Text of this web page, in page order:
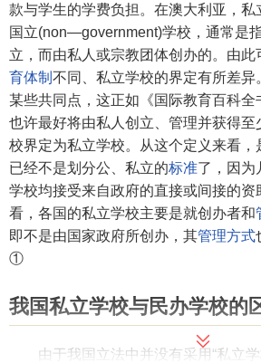
款与学生的学费负担。在澳大利亚，私
国立(non—government)学校，通常是
立，而由私人或宗教团体创办的。由此
育体制 不同、私立学校的界定有所差异
某些共同点，这正如《国际教育百科全
也许最好将由私人创立、管理并获得至
校界定为私立学校。从这个定义来看，
已经不是划分公、私立的标准了，因为
学校均接受来自政府的直接或间接的资
看，各国的私立学校主要是就创办者和
即不是由国家政府所创办，其管理方式
①
我国私立学校与民办学校的
由于我国立法中并没有采用“私立学